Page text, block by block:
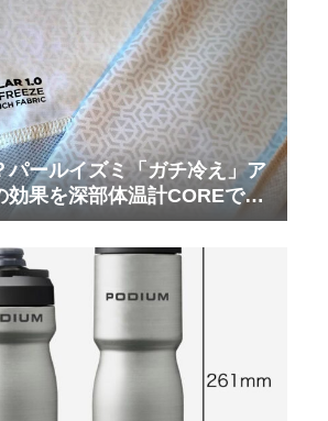
パールイズミ「ガチ冷え」ア
効果を深部体温計COREで測